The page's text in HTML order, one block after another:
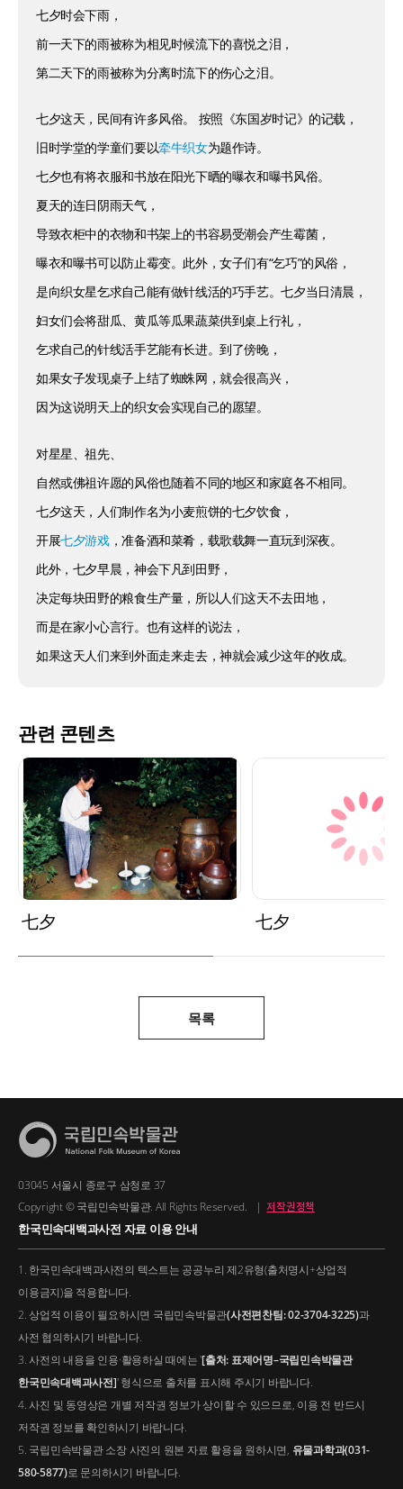
七夕时会下雨，
前一天下的雨被称为相见时候流下的喜悦之泪，
第二天下的雨被称为分离时流下的伤心之泪。
七夕这天，民间有许多风俗。 按照《东国岁时记》的记载，
旧时学堂的学童们要以牵牛织女为题作诗。
七夕也有将衣服和书放在阳光下晒的曝衣和曝书风俗。
夏天的连日阴雨天气，
导致衣柜中的衣物和书架上的书容易受潮会产生霉菌，
曝衣和曝书可以防止霉变。此外，女子们有“乞巧”的风俗，
是向织女星乞求自己能有做针线活的巧手艺。七夕当日清晨，
妇女们会将甜瓜、黄瓜等瓜果蔬菜供到桌上行礼，
乞求自己的针线活手艺能有长进。到了傍晚，
如果女子发现桌子上结了蜘蛛网，就会很高兴，
因为这说明天上的织女会实现自己的愿望。
对星星、祖先、
自然或佛祖许愿的风俗也随着不同的地区和家庭各不相同。
七夕这天，人们制作名为小麦煎饼的七夕饮食，
开展七夕游戏，准备酒和菜肴，载歌载舞一直玩到深夜。
此外，七夕早晨，神会下凡到田野，
决定每块田野的粮食生产量，所以人们这天不去田地，
而是在家小心言行。也有这样的说法，
如果这天人们来到外面走来走去，神就会减少这年的收成。
관련 콘텐츠
七夕 七夕
목록
03045 서울시 종로구 삼청로 37
Copyright © 국립민속박물관. All Rights Reserved.
| 저작권정책
한국민속대백과사전 자료 이용 안내
1. 한국민속대백과사전의 텍스트는 공공누리 제2유형(출처명시+상업적
이용금지)을 적용합니다.
2. 상업적 이용이 필요하시면 국립민속박물관(사전편찬팀: 02-3704-3225)과
사전 협의하시기 바랍니다.
3. 사전의 내용을 인용·활용하실 때에는 '[출처: 표제어명–국립민속박물관
한국민속대백과사전]' 형식으로 출처를 표시해 주시기 바랍니다.
4. 사진 및 동영상은 개별 저작권 정보가 상이할 수 있으므로, 이용 전 반드시
저작권 정보를 확인하시기 바랍니다.
5. 국립민속박물관 소장 사진의 원본 자료 활용을 원하시면, 유물과학과(031-
580-5877)로 문의하시기 바랍니다.